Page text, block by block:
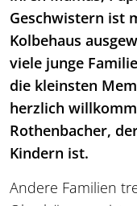
Geschwistern ist
Kolbehaus
viele junge
die kleinsten
herzlich
Rothenbacher,
Kindern ist.
Andere Familien